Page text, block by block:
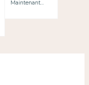
Maintenant…